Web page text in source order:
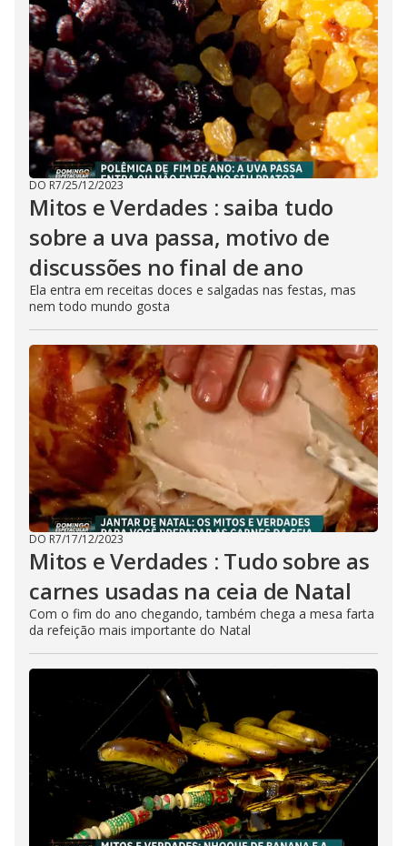
DO R7/25/12/2023
Mitos e Verdades : saiba tudo
sobre a uva passa, motivo de
discussões no final de ano
Ela entra em receitas doces e salgadas nas festas, mas
nem todo mundo gosta
DO R7/17/12/2023
Mitos e Verdades : Tudo sobre as
carnes usadas na ceia de Natal
Com o fim do ano chegando, também chega a mesa farta
da refeição mais importante do Natal